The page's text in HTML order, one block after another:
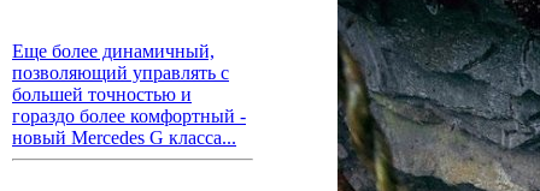
Еще более динамичный,
позволяющий управлять с
большей точностью и
гораздо более комфортный -
новый Mercedes G класса...